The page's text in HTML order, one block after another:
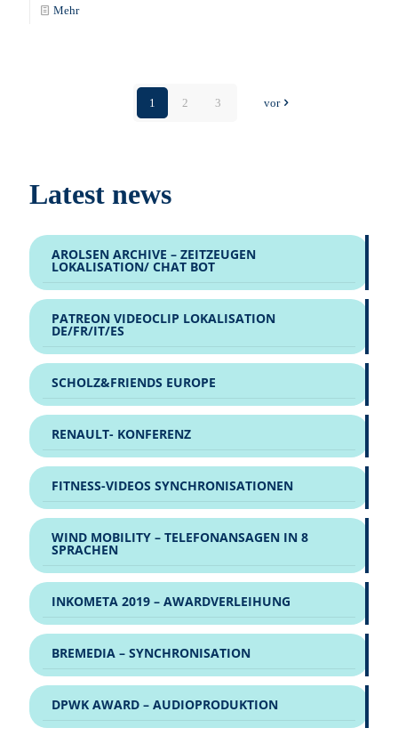
Mehr
1 2 3 vor
Latest news
AROLSEN ARCHIVE – ZEITZEUGEN
LOKALISATION/ CHAT BOT
PATREON VIDEOCLIP LOKALISATION
DE/FR/IT/ES
SCHOLZ&FRIENDS EUROPE
RENAULT- KONFERENZ
FITNESS-VIDEOS SYNCHRONISATIONEN
WIND MOBILITY – TELEFONANSAGEN IN 8
SPRACHEN
INKOMETA 2019 – AWARDVERLEIHUNG
BREMEDIA – SYNCHRONISATION
DPWK AWARD – AUDIOPRODUKTION